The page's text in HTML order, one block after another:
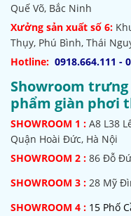
Quế Võ, Bắc Ninh
Xưởng sản xuất số 6:
Thụy, Phú Bình, Thái
Hotline: 0918.664.111 -
Showroom trưng
phẩm giàn phơi
SHOWROOM 1 : A8 L38
Quận Hoài Đức, Hà Nội
SHOWROOM 2 : 86 Đỗ
SHOWROOM 3 : 28 Mỹ
SHOWROOM 4 : 15 Phố